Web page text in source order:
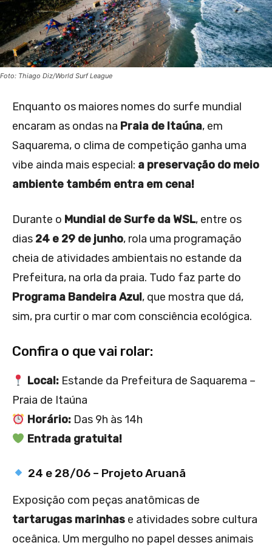
Foto: Thiago Diz/World Surf League
Enquanto os maiores nomes do surfe mundial
encaram as ondas na Praia de Itaúna, em
Saquarema, o clima de competição ganha uma
vibe ainda mais especial: a preservação do meio
ambiente também entra em cena!
Durante o Mundial de Surfe da WSL, entre os
dias 24 e 29 de junho, rola uma programação
cheia de atividades ambientais no estande da
Prefeitura, na orla da praia. Tudo faz parte do
Programa Bandeira Azul, que mostra que dá,
sim, pra curtir o mar com consciência ecológica.
Confira o que vai rolar:
Local:Estande da Prefeitura de Saquarema –
Praia de Itaúna
Horário:Das 9h às 14h
Entrada gratuita!
24 e 28/06 – Projeto Aruanã
Exposição com peças anatômicas de
tartarugas marinhas e atividades sobre cultura
oceânica. Um mergulho no papel desses animais